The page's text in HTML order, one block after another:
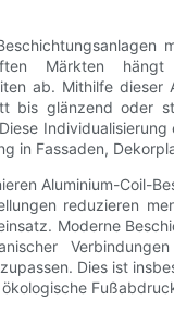
Märkten
ab. Mithilfe
bis glänzend oder
in Fassaden,
Aluminium-Coil-
reduzieren
Moderne
Dies ist